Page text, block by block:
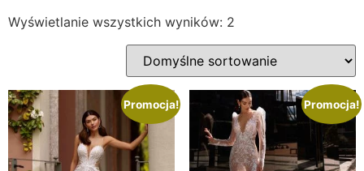
Wyświetlanie wszystkich wyników: 2
Promocja! Promocja!